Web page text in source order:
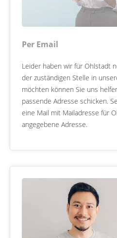
Per Email
Leider haben wir für Ohlstadt
der zuständigen Stelle in
möchten können Sie uns
passende Adresse schicken.
eine Mail mit Mailadresse für
angegebene Adresse.